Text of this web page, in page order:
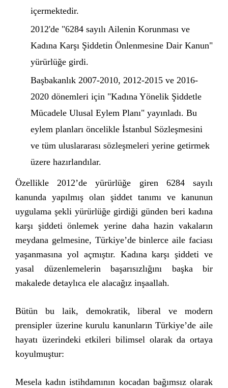
içermektedir.
2012'de "6284 sayılı Ailenin Korunması ve
Kadına Karşı Şiddetin Önlenmesine Dair Kanun"
yürürlüğe girdi.
Başbakanlık 2007-2010, 2012-2015 ve 2016-
2020 dönemleri için "Kadına Yönelik Şiddetle
Mücadele Ulusal Eylem Planı" yayınladı. Bu
eylem planları öncelikle İstanbul Sözleşmesini
ve tüm uluslararası sözleşmeleri yerine getirmek
üzere hazırlandılar.
Özellikle 2012’de yürürlüğe giren 6284 sayılı
kanunda yapılmış olan şiddet tanımı ve kanunun
uygulama şekli yürürlüğe girdiği günden beri kadına
karşı şiddeti önlemek yerine daha hazin vakaların
meydana gelmesine, Türkiye’de binlerce aile faciası
yaşanmasına yol açmıştır. Kadına karşı şiddeti ve
yasal düzenlemelerin başarısızlığını başka bir
makalede detaylıca ele alacağız inşaallah.
Bütün bu laik, demokratik, liberal ve modern
prensipler üzerine kurulu kanunların Türkiye’de aile
hayatı üzerindeki etkileri bilimsel olarak da ortaya
koyulmuştur:
Mesela kadın istihdamının kocadan bağımsız olarak